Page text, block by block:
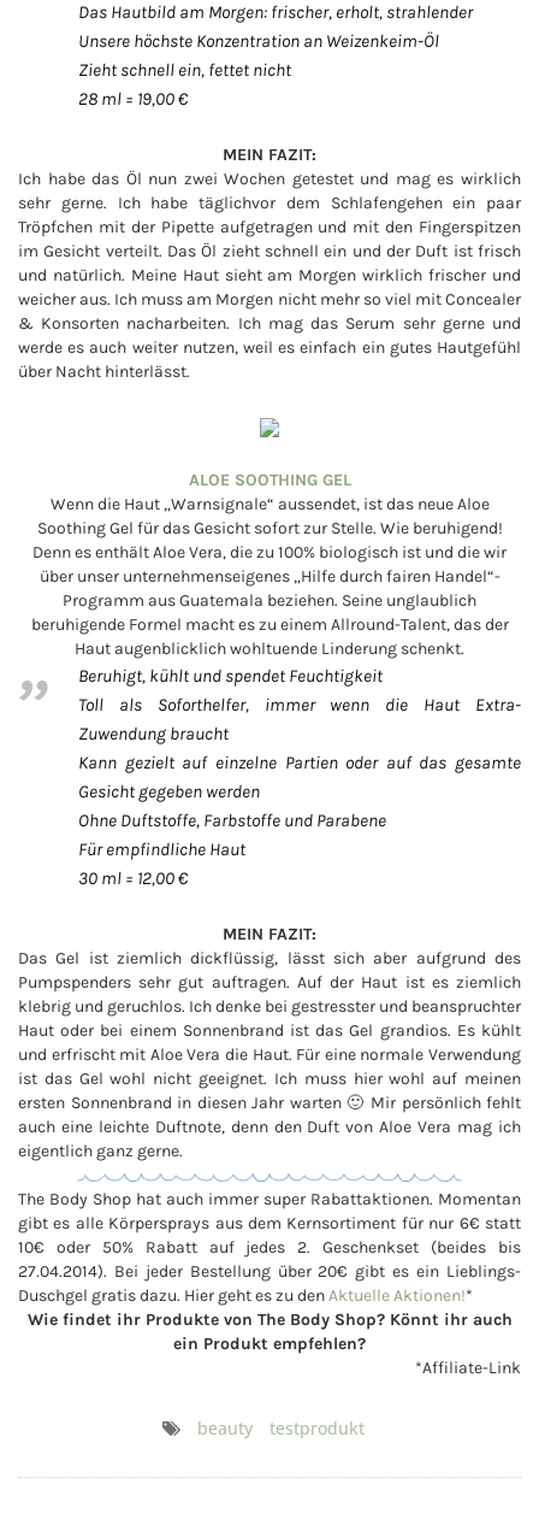
Das Hautbild am Morgen: frischer, erholt, strahlender
Unsere höchste Konzentration an Weizenkeim-Öl
Zieht schnell ein, fettet nicht
28 ml = 19,00 €
MEIN FAZIT:
Ich habe das Öl nun zwei Wochen getestet und mag es wirklich
sehr gerne. Ich habe täglichvor dem Schlafengehen ein paar
Tröpfchen mit der Pipette aufgetragen und mit den Fingerspitzen
im Gesicht verteilt. Das Öl zieht schnell ein und der Duft ist frisch
und natürlich. Meine Haut sieht am Morgen wirklich frischer und
weicher aus. Ich muss am Morgen nicht mehr so viel mit Concealer
& Konsorten nacharbeiten. Ich mag das Serum sehr gerne und
werde es auch weiter nutzen, weil es einfach ein gutes Hautgefühl
über Nacht hinterlässt.
ALOE SOOTHING GEL
Wenn die Haut „Warnsignale“ aussendet, ist das neue Aloe
Soothing Gel für das Gesicht sofort zur Stelle. Wie beruhigend!
Denn es enthält Aloe Vera, die zu 100% biologisch ist und die wir
über unser unternehmenseigenes „Hilfe durch fairen Handel“-
Programm aus Guatemala beziehen. Seine unglaublich
beruhigende Formel macht es zu einem Allround-Talent, das der
Haut augenblicklich wohltuende Linderung schenkt.
Beruhigt, kühlt und spendet Feuchtigkeit
Toll als Soforthelfer, immer wenn die Haut Extra-
Zuwendung braucht
Kann gezielt auf einzelne Partien oder auf das gesamte
Gesicht gegeben werden
Ohne Duftstoffe, Farbstoffe und Parabene
Für empfindliche Haut
30 ml = 12,00 €
MEIN FAZIT:
Das Gel ist ziemlich dickflüssig, lässt sich aber aufgrund des
Pumpspenders sehr gut auftragen. Auf der Haut ist es ziemlich
klebrig und geruchlos. Ich denke bei gestresster und beanspruchter
Haut oder bei einem Sonnenbrand ist das Gel grandios. Es kühlt
und erfrischt mit Aloe Vera die Haut. Für eine normale Verwendung
ist das Gel wohl nicht geeignet. Ich muss hier wohl auf meinen
ersten Sonnenbrand in diesen Jahr warten 🙂 Mir persönlich fehlt
auch eine leichte Duftnote, denn den Duft von Aloe Vera mag ich
eigentlich ganz gerne.
The Body Shop hat auch immer super Rabattaktionen. Momentan
gibt es alle Körpersprays aus dem Kernsortiment für nur 6€ statt
10€ oder 50% Rabatt auf jedes 2. Geschenkset (beides bis
27.04.2014). Bei jeder Bestellung über 20€ gibt es ein Lieblings-
Duschgel gratis dazu. Hier geht es zu denAktuelle Aktionen!*
Wie findet ihr Produkte von The Body Shop? Könnt ihr auch
ein Produkt empfehlen?
*Affiliate-Link
beauty testprodukt